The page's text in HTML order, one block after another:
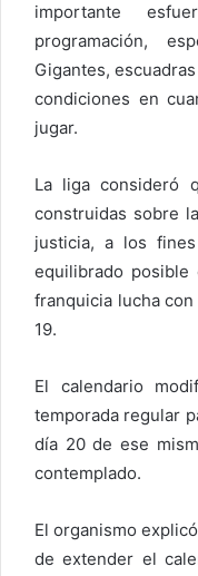
importante
programación,
Gigantes,
condiciones en
jugar.
La liga consideró
construidas sobre
justicia, a los
equilibrado
franquicia lucha
19.
El calendario
temporada regular
día 20 de ese
contemplado.
El organismo
de extender el